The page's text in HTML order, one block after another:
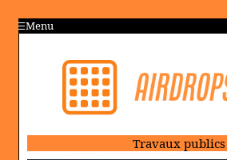
Menu
Travaux publics